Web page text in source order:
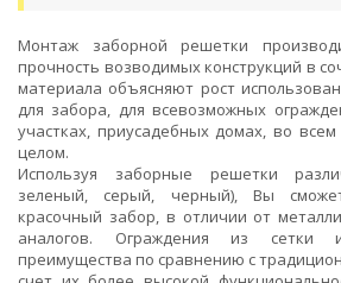
Монтаж заборной решетки
прочность возводимых конструкций в
материала объясняют рост
для забора, для всевозможных
участках, приусадебных домах, во всем
целом.
Используя заборные решетки
зеленый, серый, черный), Вы
красочный забор, в отличии от
аналогов. Ограждения из сетки
преимущества по сравнению с